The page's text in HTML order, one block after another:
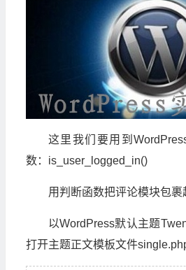
这里我们要用到
数：is_user_logged_in()
用判断函数把评论模块包裹
以WordPress默认主题
打开主题正文模板文件